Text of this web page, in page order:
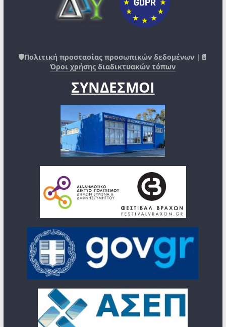
🛡️Πολιτική προστασίας προσωπικών δεδομένων |📄
Όροι χρήσης διαδικτυακών τόπων
ΣΥΝΔΕΣΜΟΙ